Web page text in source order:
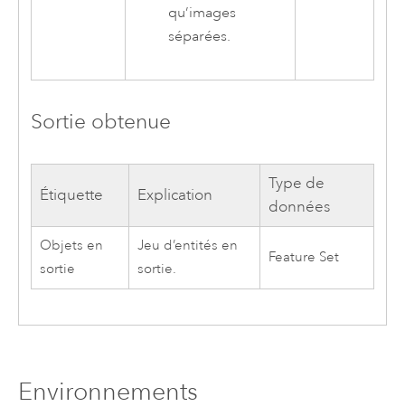
qu’images
séparées.
Sortie obtenue
Étiquette Explication
Type de
données
Objets en
sortie
Jeu d’entités en
sortie.
Feature Set
Environnements